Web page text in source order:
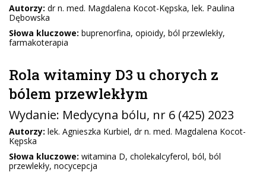
Autorzy: dr n. med. Magdalena Kocot-Kępska, lek. Paulina
Dębowska
Słowa kluczowe: buprenorfina, opioidy, ból przewlekły,
farmakoterapia
Rola witaminy D3 u chorych z
bólem przewlekłym
Wydanie: Medycyna bólu, nr 6 (425) 2023
Autorzy: lek. Agnieszka Kurbiel, dr n. med. Magdalena Kocot-
Kępska
Słowa kluczowe: witamina D, cholekalcyferol, ból, ból
przewlekły, nocycepcja